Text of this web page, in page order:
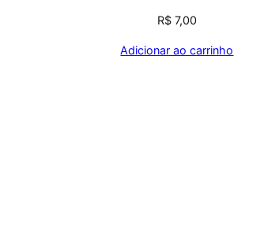
R$7,00
Adicionar ao carrinho